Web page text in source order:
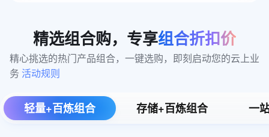
精选组合购，专享组合折扣价
精心挑选的热门产品组合，一键选购，即刻启动您的云上业
务 活动规则
轻量+百炼组合 存储+百炼组合 一